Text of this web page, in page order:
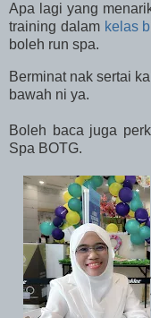
Apa lagi yang
training dalam kelas
boleh run spa.
Berminat nak sertai
bawah ni ya.
Boleh baca juga
Spa BOTG.